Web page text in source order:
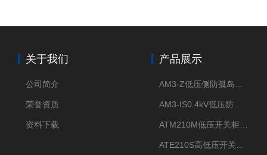
关于我们
公司简介
荣誉资质
资料下载
产品展示